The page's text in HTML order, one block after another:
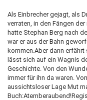
Als Einbrecher gejagt, als
verraten, in den Fängen
hatte Stephan Berg nach
war er aus der Bahn
kommen.Aber dann erfährt
lässt sich auf ein Wagnis
Geschichte. Von den
immer für ihn da waren.
aussichtsloser Lage Mut